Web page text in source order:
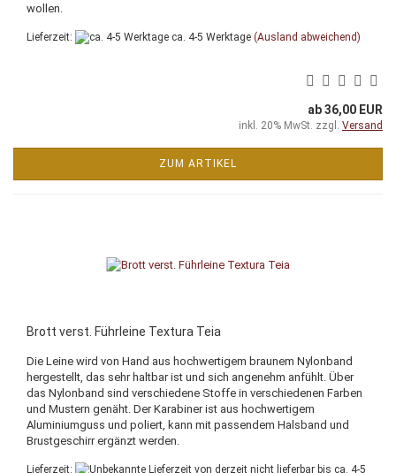
wollen.
Lieferzeit: ca. 4-5 Werktage (Ausland abweichend)
ab 36,00 EUR
inkl. 20% MwSt. zzgl. Versand
ZUM ARTIKEL
Brott verst. Führleine Textura Teia
Die Leine wird von Hand aus hochwertigem braunem Nylonband
hergestellt, das sehr haltbar ist und sich angenehm anfühlt. Über
das Nylonband sind verschiedene Stoffe in verschiedenen Farben
und Mustern genäht. Der Karabiner ist aus hochwertigem
Aluminiumguss und poliert, kann mit passendem Halsband und
Brustgeschirr ergänzt werden.
Lieferzeit:
von derzeit nicht lieferbar bis ca. 4-5